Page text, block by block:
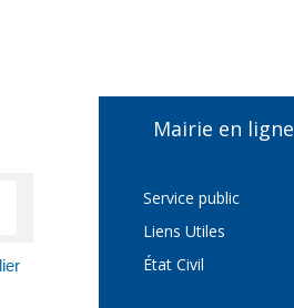
Mairie en ligne
Service public
Liens Utiles
État Civil